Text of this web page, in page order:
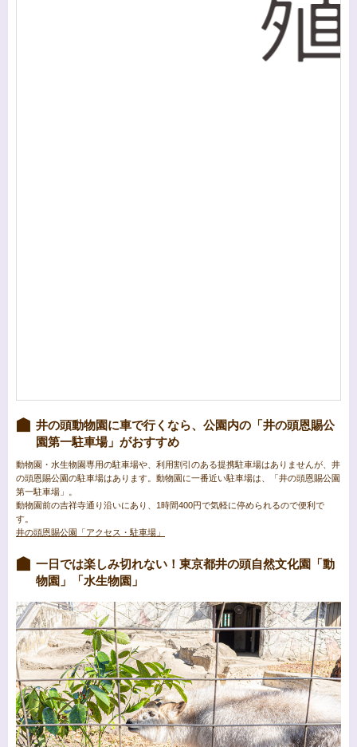
井の頭動物園に車で行くなら、公園内の「井の頭恩賜公
園第一駐車場」がおすすめ
動物園・水生物園専用の駐車場や、利用割引のある提携駐車場はありませんが、井
の頭恩賜公園の駐車場はあります。動物園に一番近い駐車場は、「井の頭恩賜公園
第一駐車場」。
動物園前の吉祥寺通り沿いにあり、1時間400円で気軽に停められるので便利で
す。
井の頭恩賜公園「アクセス・駐車場」
一日では楽しみ切れない！東京都井の頭自然文化園「動
物園」「水生物園」